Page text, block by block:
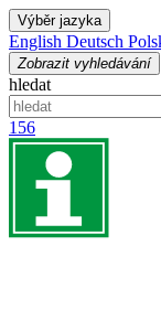
Výběr jazyka
English Deutsch
Zobrazit vyhledávání
hledat
156